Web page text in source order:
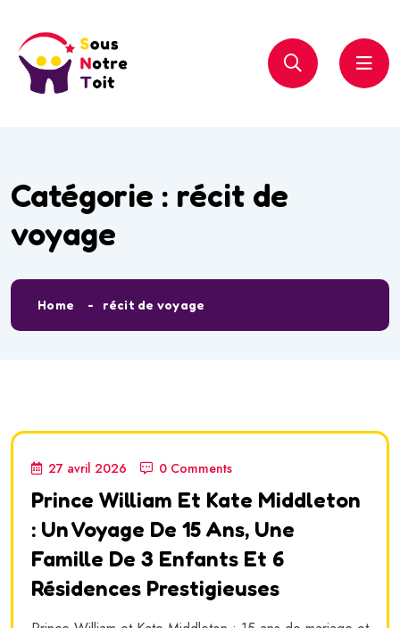
Catégorie : récit de
voyage
Home récit de voyage
27 avril 2026 0 Comments
Prince William Et Kate Middleton
: Un Voyage De 15 Ans, Une
Famille De 3 Enfants Et 6
Résidences Prestigieuses